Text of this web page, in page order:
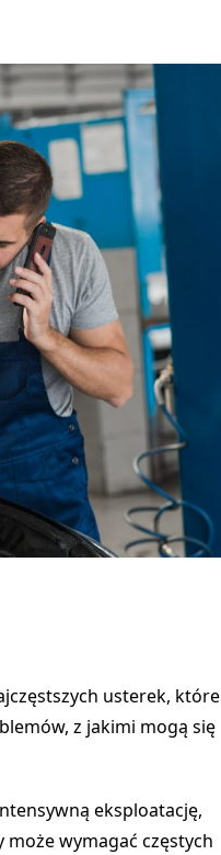
usterek, które
z jakimi mogą się
eksploatację,
może wymagać częstych